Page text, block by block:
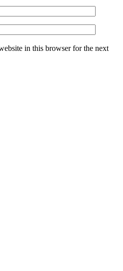
in this browser for the next